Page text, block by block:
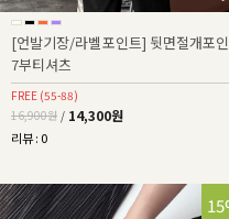
[언발기장/라벨포인트] 뒷면절개포
7부티셔츠
FREE (55-88)
16,900원 / 14,300원
리뷰 : 0